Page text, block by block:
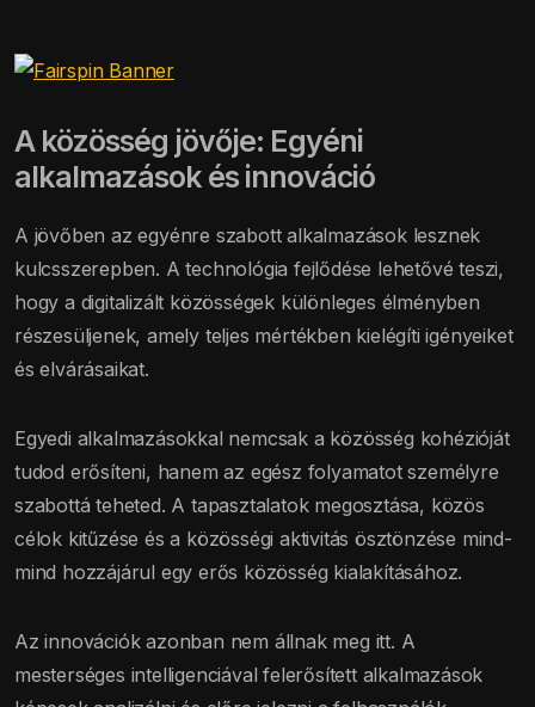
A közösség jövője: Egyéni
alkalmazások és innováció
A jövőben az egyénre szabott alkalmazások lesznek
kulcsszerepben. A technológia fejlődése lehetővé teszi,
hogy a digitalizált közösségek különleges élményben
részesüljenek, amely teljes mértékben kielégíti igényeiket
és elvárásaikat.
Egyedi alkalmazásokkal nemcsak a közösség kohézióját
tudod erősíteni, hanem az egész folyamatot személyre
szabottá teheted. A tapasztalatok megosztása, közös
célok kitűzése és a közösségi aktivitás ösztönzése mind-
mind hozzájárul egy erős közösség kialakításához.
Az innovációk azonban nem állnak meg itt. A
mesterséges intelligenciával felerősített alkalmazások